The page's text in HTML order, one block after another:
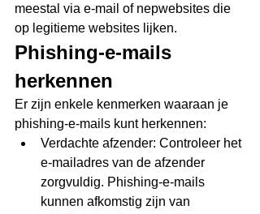
meestal via e-mail of nepwebsites die
op legitieme websites lijken.
Phishing-e-mails
herkennen
Er zijn enkele kenmerken waaraan je
phishing-e-mails kunt herkennen:
Verdachte afzender: Controleer het
e-mailadres van de afzender
zorgvuldig. Phishing-e-mails
kunnen afkomstig zijn van